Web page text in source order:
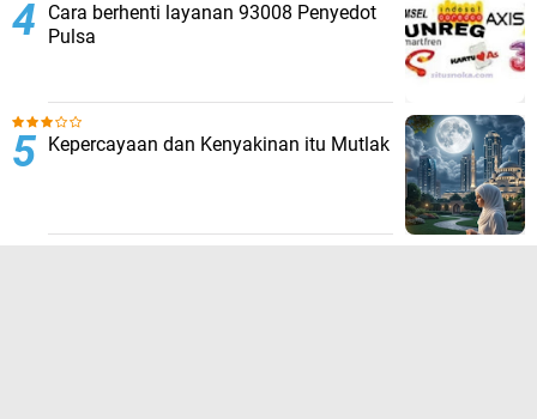
Cara berhenti layanan 93008 Penyedot
Pulsa
Kepercayaan dan Kenyakinan itu Mutlak